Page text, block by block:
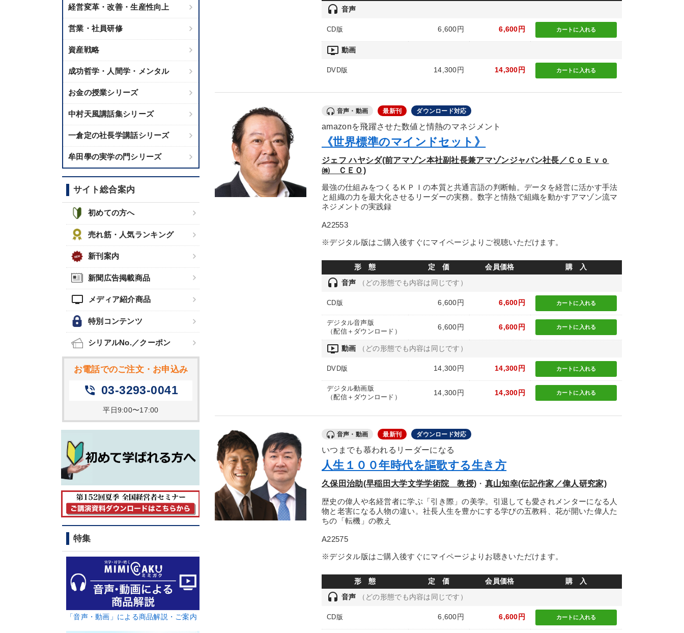
経営変革・改善・生産性向上
営業・社員研修
資産戦略
成功哲学・人間学・メンタル
お金の授業シリーズ
中村天風講話集シリーズ
一倉定の社長学講話シリーズ
牟田學の実学の門シリーズ
サイト総合案内
初めての方へ
売れ筋・人気ランキング
新刊案内
新聞広告掲載商品
tv メディア紹介商品
特別コンテンツ
シリアルNo.／クーポン
お電話でのご注文・お申込み
phone_in_talk 03-3293-0041
平日9:00〜17:00
特集
「音声・動画」による商品解説・ご案内
headset 音声
CD版 6,600円 6,600円 カートに 入れる
ondemand_video 動画
DVD版 14,300円 14,300円 カートに 入れる
音声・動画 最新刊 ダウンロード対応
amazonを飛躍させた数値と情熱のマネジメント
《世界標準のマインドセット》
ジェフ ハヤシダ(前アマゾン本社副社長兼アマゾンジャパン社長／ＣｏＥｖｏ
㈱ ＣＥＯ)
最強の仕組みをつくるＫＰＩの本質と共通言語の判断軸。データを経営に活かす手法
と組織の力を最大化させるリーダーの実務。数字と情熱で組織を動かすアマゾン流マ
ネジメントの実践録
A22553
※デジタル版はご購入後すぐにマイページよりご視聴いただけます。
形 態 定 価 会員価格 購 入
headset 音声 （どの形態でも内容は同じです）
CD版 6,600円 6,600円 カートに 入れる
デジタル音声版
（配信＋ダウンロード）
6,600円 6,600円 カートに 入れる
ondemand_video 動画 （どの形態でも内容は同じです）
DVD版 14,300円 14,300円 カートに 入れる
デジタル動画版
（配信＋ダウンロード）
14,300円 14,300円 カートに 入れる
音声・動画 最新刊 ダウンロード対応
いつまでも慕われるリーダーになる
人生１００年時代を謳歌する生き方
久保田治助(早稲田大学文学学術院 教授) ・ 真山知幸(伝記作家／偉人研究家)
歴史の偉人や名経営者に学ぶ「引き際」の美学。引退しても愛されメンターになる人
物と老害になる人物の違い。社長人生を豊かにする学びの五教科、花が開いた偉人た
ちの「転機」の教え
A22575
※デジタル版はご購入後すぐにマイページよりお聴きいただけます。
形 態 定 価 会員価格 購 入
headset 音声 （どの形態でも内容は同じです）
CD版 6,600円 6,600円 カートに 入れる